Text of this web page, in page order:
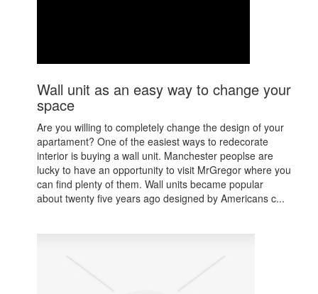
Wall unit as an easy way to change your
space
Are you willing to completely change the design of your
apartament? One of the easiest ways to redecorate
interior is buying a wall unit. Manchester peoplse are
lucky to have an opportunity to visit MrGregor where you
can find plenty of them. Wall units became popular
about twenty five years ago designed by Americans c...